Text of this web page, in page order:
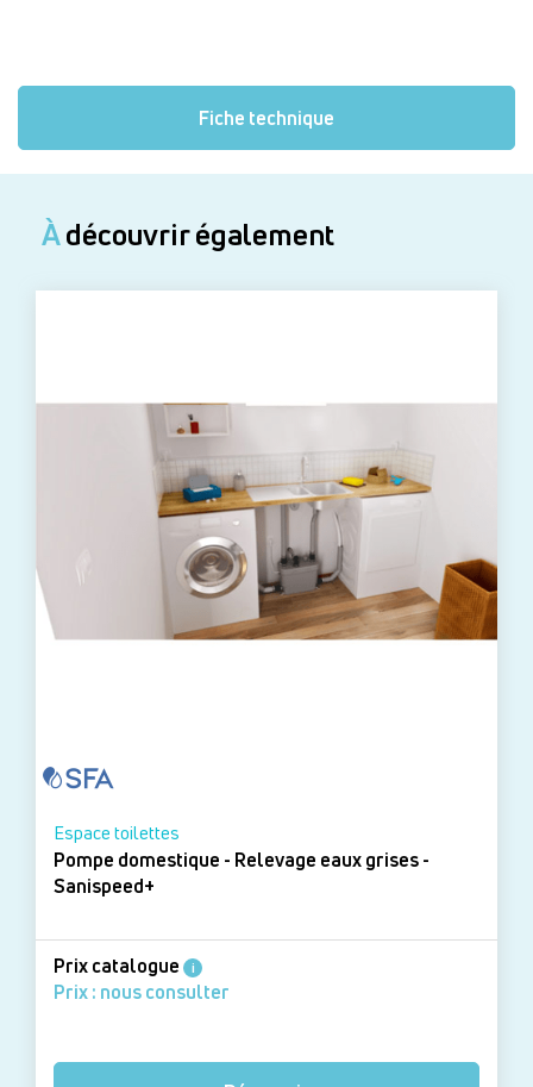
Fiche technique
Àdécouvrir également
Espace toilettes
Pompe domestique - Relevage eaux grises -
Sanispeed+
Prix catalogue i
Prix : nous consulter